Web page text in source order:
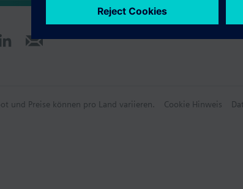
und Preise können pro Land variieren. Cookie Hinweis